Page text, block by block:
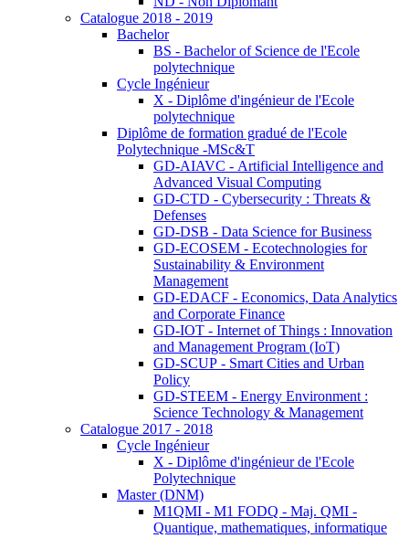
Catalogue 2018 - 2019
Bachelor
BS - Bachelor of Science de l'Ecole
polytechnique
Cycle Ingénieur
X - Diplôme d'ingénieur de l'Ecole
polytechnique
Diplôme de formation gradué de l'Ecole
Polytechnique -MSc&T
GD-AIAVC - Artificial Intelligence and
Advanced Visual Computing
GD-CTD - Cybersecurity : Threats &
Defenses
GD-DSB - Data Science for Business
GD-ECOSEM - Ecotechnologies for
Sustainability & Environment
Management
GD-EDACF - Economics, Data Analytics
and Corporate Finance
GD-IOT - Internet of Things : Innovation
and Management Program (IoT)
GD-SCUP - Smart Cities and Urban
Policy
GD-STEEM - Energy Environment :
Science Technology & Management
Catalogue 2017 - 2018
Cycle Ingénieur
X - Diplôme d'ingénieur de l'Ecole
Polytechnique
Master (DNM)
M1QMI - M1 FODQ - Maj. QMI -
Quantique, mathematiques, informatique